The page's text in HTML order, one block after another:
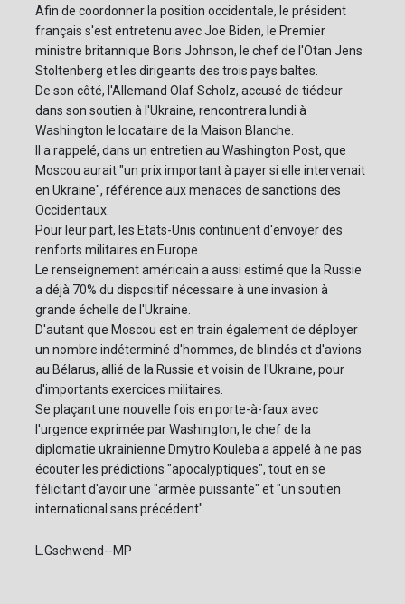
Afin de coordonner la position occidentale, le président
français s'est entretenu avec Joe Biden, le Premier
ministre britannique Boris Johnson, le chef de l'Otan Jens
Stoltenberg et les dirigeants des trois pays baltes.
De son côté, l'Allemand Olaf Scholz, accusé de tiédeur
dans son soutien à l'Ukraine, rencontrera lundi à
Washington le locataire de la Maison Blanche.
Il a rappelé, dans un entretien au Washington Post, que
Moscou aurait "un prix important à payer si elle intervenait
en Ukraine", référence aux menaces de sanctions des
Occidentaux.
Pour leur part, les Etats-Unis continuent d'envoyer des
renforts militaires en Europe.
Le renseignement américain a aussi estimé que la Russie
a déjà 70% du dispositif nécessaire à une invasion à
grande échelle de l'Ukraine.
D'autant que Moscou est en train également de déployer
un nombre indéterminé d'hommes, de blindés et d'avions
au Bélarus, allié de la Russie et voisin de l'Ukraine, pour
d'importants exercices militaires.
Se plaçant une nouvelle fois en porte-à-faux avec
l'urgence exprimée par Washington, le chef de la
diplomatie ukrainienne Dmytro Kouleba a appelé à ne pas
écouter les prédictions "apocalyptiques", tout en se
félicitant d'avoir une "armée puissante" et "un soutien
international sans précédent".
L.Gschwend--MP